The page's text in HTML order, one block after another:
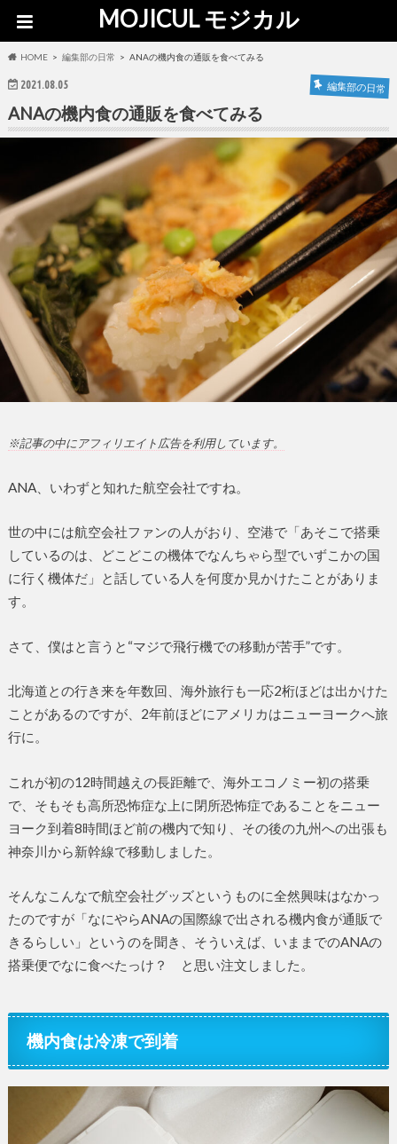
MOJICUL モジカル
HOME 編集部の日常 ANAの機内食の通販を食べてみる
2021.08.05 編集部の日常
ANAの機内食の通販を食べてみる
※記事の中にアフィリエイト広告を利用しています。
ANA、いわずと知れた航空会社ですね。
世の中には航空会社ファンの人がおり、空港で「あそこで搭乗
しているのは、どこどこの機体でなんちゃら型でいずこかの国
に行く機体だ」と話している人を何度か見かけたことがありま
す。
さて、僕はと言うと“マジで飛行機での移動が苦手”です。
北海道との行き来を年数回、海外旅行も一応2桁ほどは出かけた
ことがあるのですが、2年前ほどにアメリカはニューヨークへ旅
行に。
これが初の12時間越えの長距離で、海外エコノミー初の搭乗
で、そもそも高所恐怖症な上に閉所恐怖症であることをニュー
ヨーク到着8時間ほど前の機内で知り、その後の九州への出張も
神奈川から新幹線で移動しました。
そんなこんなで航空会社グッズというものに全然興味はなかっ
たのですが「なにやらANAの国際線で出される機内食が通販で
きるらしい」というのを聞き、そういえば、いままでのANAの
搭乗便でなに食べたっけ？ と思い注文しました。
機内食は冷凍で到着